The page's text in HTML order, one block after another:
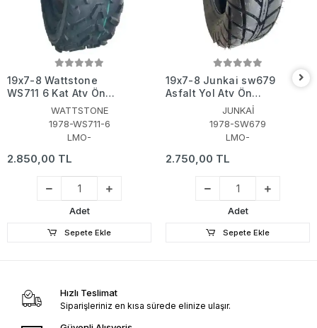
19x7-8 Wattstone
WS711 6 Kat Atv Ön
WATTSTONE
1978-WS711-6
LMO-
2.850,00 TL
Adet
Sepete Ekle
19x7-8 Junkai sw679
Asfalt Yol Atv Ön
JUNKAİ
1978-SW679
LMO-
2.750,00 TL
Adet
Sepete Ekle
Hızlı Teslimat
Siparişleriniz en kısa sürede elinize ulaşır.